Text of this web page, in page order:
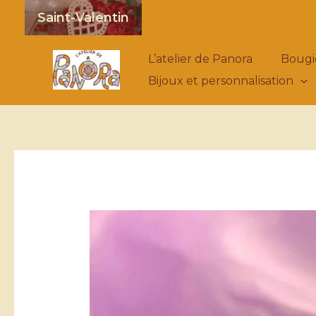
Saint-Valentin
L’atelier de Panora
Bijoux et personnalisation